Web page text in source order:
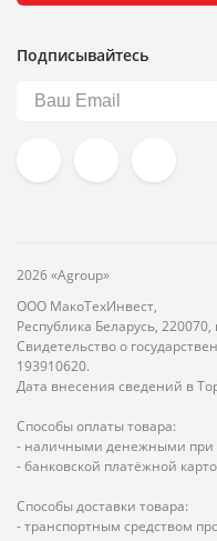
Подписывайтесь
2026 «Agroup»
ООО МакоТехИнвест,
Республика Беларусь,
Свидетельство о
193910620.
Дата внесения сведений в
Способы оплаты товара:
- наличными денежными при
- банковской платёжной
Способы доставки товара:
- транспортным средством